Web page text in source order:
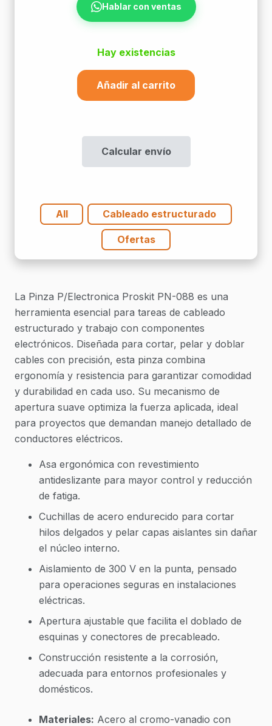
Hablar con ventas
Hay existencias
Pinza
Pn-
Añadir al carrito
Calcular envío
All Cableado estructurado
Ofertas
La Pinza P/Electronica Proskit PN-088 es una
herramienta esencial para tareas de cableado
estructurado y trabajo con componentes
electrónicos. Diseñada para cortar, pelar y doblar
cables con precisión, esta pinza combina
ergonomía y resistencia para garantizar comodidad
y durabilidad en cada uso. Su mecanismo de
apertura suave optimiza la fuerza aplicada, ideal
para proyectos que demandan manejo detallado de
conductores eléctricos.
Asa ergonómica con revestimiento
antideslizante para mayor control y reducción
de fatiga.
Cuchillas de acero endurecido para cortar
hilos delgados y pelar capas aislantes sin dañar
el núcleo interno.
Aislamiento de 300 V en la punta, pensado
para operaciones seguras en instalaciones
eléctricas.
Apertura ajustable que facilita el doblado de
esquinas y conectores de precableado.
Construcción resistente a la corrosión,
adecuada para entornos profesionales y
domésticos.
Materiales: Acero al cromo-vanadio con